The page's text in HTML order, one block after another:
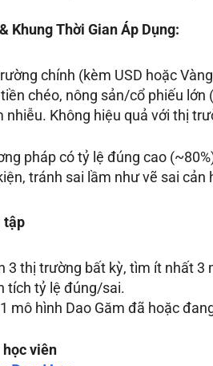
Khung Thời Gian Áp Dụng:
chính (kèm USD hoặc
chéo, nông sản/cổ phiếu
nhiễu. Không hiệu quả với thị
pháp có tỷ lệ đúng cao
tránh sai lầm như vẽ sai
tập
3 thị trường bất kỳ, tìm ít nhất 3
tích tỷ lệ đúng/sai.
mô hình Dao Găm đã hoặc
viên